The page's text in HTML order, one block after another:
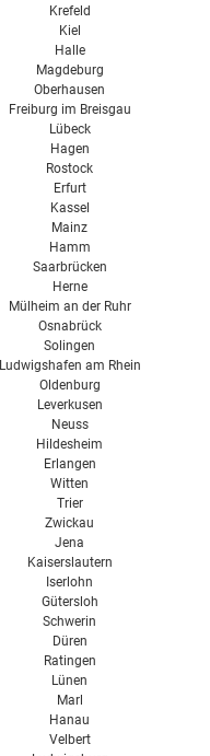
Krefeld
Kiel
Halle
Magdeburg
Oberhausen
Freiburg im Breisgau
Lübeck
Hagen
Rostock
Erfurt
Kassel
Mainz
Hamm
Saarbrücken
Herne
Mülheim an der Ruhr
Osnabrück
Solingen
Ludwigshafen am Rhein
Oldenburg
Leverkusen
Neuss
Hildesheim
Erlangen
Witten
Trier
Zwickau
Jena
Kaiserslautern
Iserlohn
Gütersloh
Schwerin
Düren
Ratingen
Lünen
Marl
Hanau
Velbert